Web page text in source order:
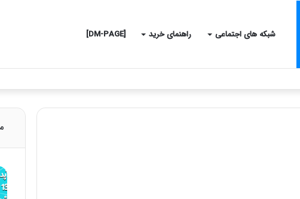
شبکه های اجتماعی راهنمای خرید [DM-PAGE]